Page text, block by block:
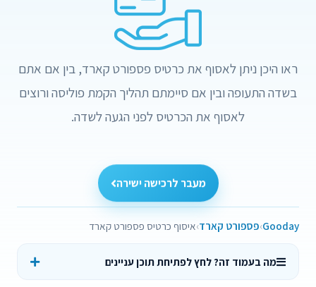
ראו היכן ניתן לאסוף את כרטיס פספורט קארד, בין אם אתם
בשדה התעופה ובין אם סיימתם תהליך הקמת פוליסה ורוצים
לאסוף את הכרטיס לפני הגעה לשדה.
מעבר לרכישה ישירה
Gooday פספורט קארד איסוף כרטיס פספורט קארד
מה בעמוד זה? לחץ לפתיחת תוכן עניינים